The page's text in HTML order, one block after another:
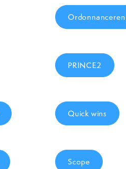
Ordonnanceren
PRINCE2
Quick wins
Scope